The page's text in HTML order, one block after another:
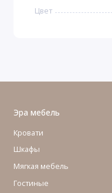
Цвет
Эра мебель
Кровати
Шкафы
Мягкая мебель
Гостиные